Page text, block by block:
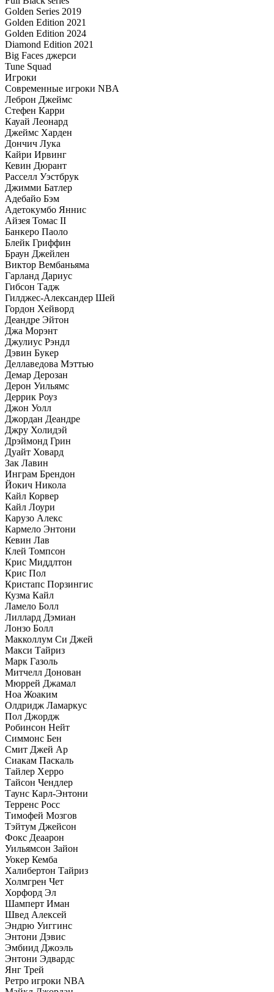
Golden Series 2019
Golden Edition 2021
Golden Edition 2024
Diamond Edition 2021
Big Faces джерси
Tune Squad
Игроки
Современные игроки NBA
Леброн Джеймс
Стефен Карри
Кауай Леонард
Джеймс Харден
Дончич Лука
Кайри Ирвинг
Кевин Дюрант
Расселл Уэстбрук
Джимми Батлер
Адебайо Бэм
Адетокумбо Яннис
Айзея Томас II
Банкеро Паоло
Блейк Гриффин
Браун Джейлен
Виктор Вембаньяма
Гарланд Дариус
Гибсон Тадж
Гилджес-Александер Шей
Гордон Хейворд
Деандре Эйтон
Джа Морэнт
Джулиус Рэндл
Дэвин Букер
Деллаведова Мэттью
Демар Дерозан
Дерон Уильямс
Деррик Роуз
Джон Уолл
Джордан Деандре
Джру Холидэй
Дрэймонд Грин
Дуайт Ховард
Зак Лавин
Инграм Брендон
Йокич Никола
Кайл Корвер
Кайл Лоури
Карузо Алекс
Кармело Энтони
Кевин Лав
Клей Томпсон
Крис Миддлтон
Крис Пол
Кристапс Порзингис
Кузма Кайл
Ламело Болл
Лиллард Дэмиан
Лонзо Болл
Макколлум Си Джей
Макси Тайриз
Марк Газоль
Митчелл Донован
Мюррей Джамал
Ноа Жоаким
Олдридж Ламаркус
Пол Джордж
Робинсон Нейт
Симмонс Бен
Смит Джей Ар
Сиакам Паскаль
Тайлер Херро
Тайсон Чендлер
Таунс Карл-Энтони
Терренс Росс
Тимофей Мозгов
Тэйтум Джейсон
Фокс Деаарон
Уильямсон Зайон
Уокер Кемба
Халибертон Тайриз
Холмгрен Чет
Хорфорд Эл
Шамперт Иман
Швед Алексей
Эндрю Уиггинс
Энтони Дэвис
Эмбиид Джоэль
Энтони Эдвардс
Янг Трей
Ретро игроки NBA